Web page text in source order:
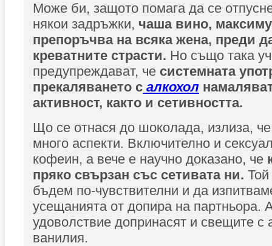
Може би, защото помага да се
някои задръжки, чаша вино,
препоръчва на всяка жена, преди
креватните страсти. Но също така
предупреждават, че системната
прекаляването с алкохол
активност, както и сетивността.
Що се отнася до шоколада, излиза,
много аспекти. Включително и
кофеин, а вече е научно доказано, че
пряко свързан със сетивата ни.
бъдем по-чувствителни и да
усещанията от допира на партньора.
удоволствие допринасят и свещите с
ванилия.